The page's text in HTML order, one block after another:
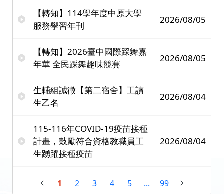
【轉知】114學年度中原大學
服務學習年刊
2026/08/05
【轉知】2026臺中國際踩舞嘉
年華 全民踩舞趣味競賽
2026/08/05
生輔組誠徵【第二宿舍】工讀
生乙名
2026/08/04
115-116年COVID-19疫苗接種
計畫，鼓勵符合資格教職員工
生踴躍接種疫苗
2026/08/04
1 2 3 4 5 ... 99